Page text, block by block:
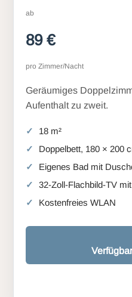
ab
89 €
pro Zimmer/Nacht
Geräumiges
Aufenthalt zu zweit.
18 m²
Doppelbett, 180 × 200
Eigenes Bad mit
32-Zoll-Flachbild-TV
Kostenfreies WLAN